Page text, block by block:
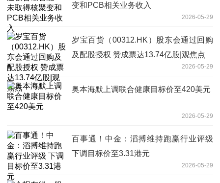
变和PCB相关业务收入
2026-05-29
岁宝百货（00312.HK）股东会通过回购
及配股授权 赞成票达13.74亿股|观焦点
2026-05-29
奥本海默上调联合健康目标价至420美元
2026-05-29
百事通！中金：滔搏维持跑赢行业评级
下调目标价至3.31港元
2026-05-29